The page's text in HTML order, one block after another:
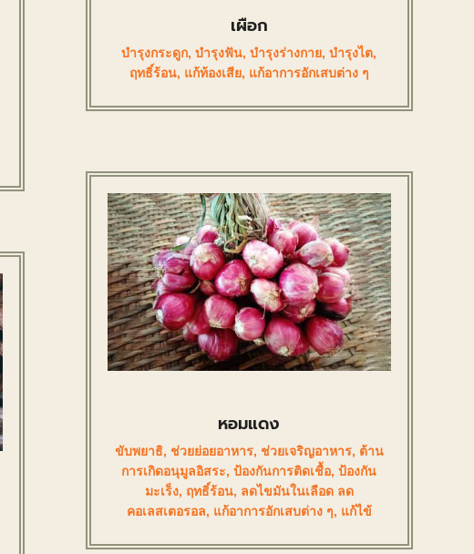
เผือก
บำรุงกระดูก,บำรุงฟัน,บำรุงร่างกาย,บำรุงไต,
ฤทธิ์ร้อน, แก้ท้องเสีย, แก้อาการอักเสบต่าง ๆ
หอมแดง
ขับพยาธิ, ช่วยย่อยอาหาร, ช่วยเจริญอาหาร, ต้าน
การเกิดอนุมูลอิสระ,ป้องกันการติดเชื้อ,ป้องกัน
มะเร็ง, ฤทธิ์ร้อน, ลดไขมันในเลือด ลด
คอเลสเตอรอล, แก้อาการอักเสบต่าง ๆ, แก้ไข้